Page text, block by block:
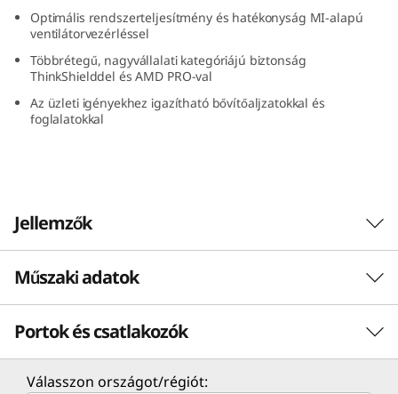
G
e
n
A
M
D
T
Optimális rendszerteljesítmény és hatékonyság MI-alapú
ventilátorvezérléssel
Többrétegű, nagyvállalati kategóriájú biztonság
ThinkShielddel és AMD PRO-val
Az üzleti igényekhez igazítható bővítőaljzatokkal és
foglalatokkal
Jellemzők
A legjobb teljesítmény
a legkeményebb
feladataihoz
Műszaki adatok
TELJESÍTMÉNY
Processzor
Portok és csatlakozók
Válasszon országot/régiót: